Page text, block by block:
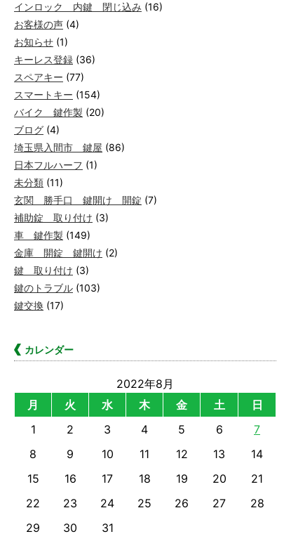
インロック 内鍵 閉じ込み (16)
お客様の声 (4)
お知らせ (1)
キーレス登録 (36)
スペアキー (77)
スマートキー (154)
バイク 鍵作製 (20)
ブログ (4)
埼玉県入間市 鍵屋 (86)
日本フルハーフ (1)
未分類 (11)
玄関 勝手口 鍵開け 開錠 (7)
補助錠 取り付け (3)
車 鍵作製 (149)
金庫 開錠 鍵開け (2)
鍵 取り付け (3)
鍵のトラブル (103)
鍵交換 (17)
カレンダー
2022年8月
月
火 水 木 金 土
日
1
2 3 4 5 6
7
8
9 10 11 12 13
14
15
16 17 18 19 20
21
22
23 24 25 26 27
28
29
30 31